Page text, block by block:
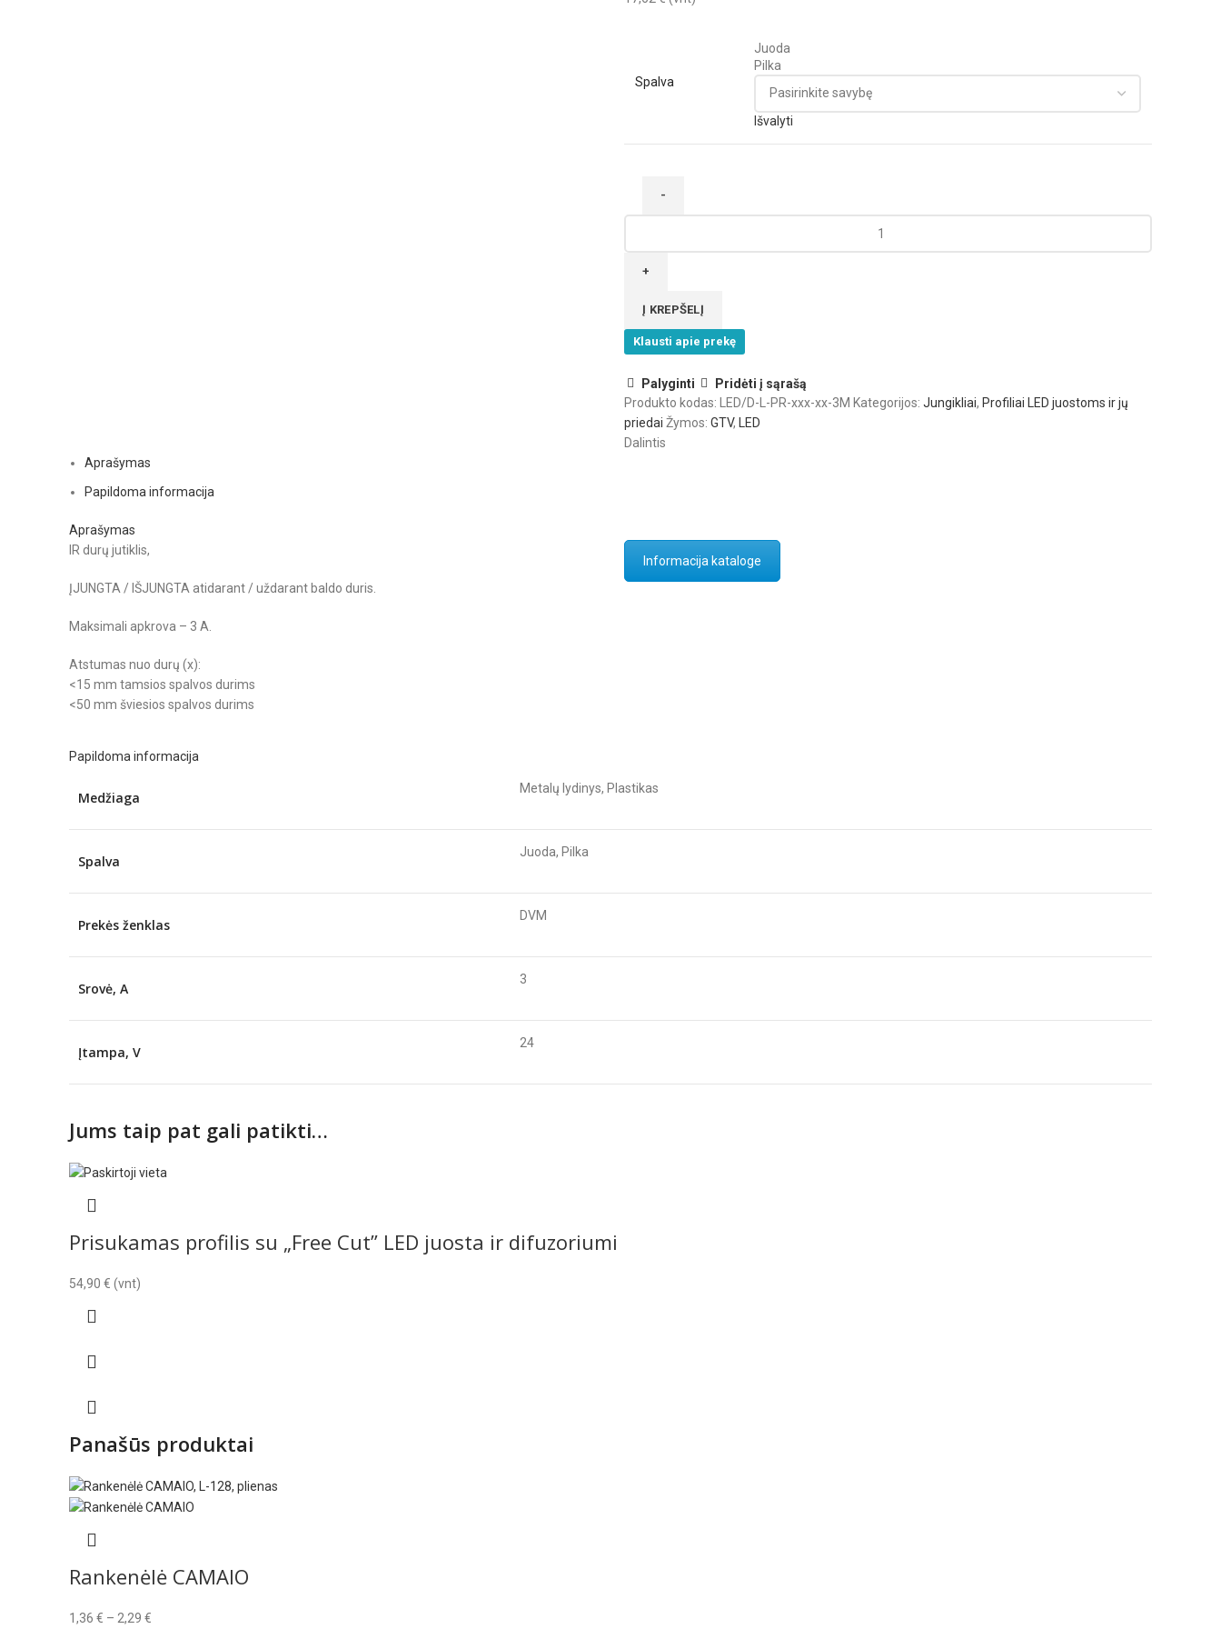
Spalva
Juoda
Pilka
Išvalyti
FreeCut
nuo
atidarymo
Į KREPŠELĮ
Klausti apie prekę
Palyginti
Pridėti į sąrašą
Produkto kodas: LED/D-L-PR-xxx-xx-3M Kategorijos: Jungikliai, Profiliai LED juostoms ir jų
priedai Žymos: GTV, LED
Dalintis
Aprašymas
Papildoma informacija
Aprašymas
IR durų jutiklis,
ĮJUNGTA / IŠJUNGTA atidarant / uždarant baldo duris.
Maksimali apkrova – 3 A.
Atstumas nuo durų (x):
<15 mm tamsios spalvos durims
<50 mm šviesios spalvos durims
Informacija kataloge
Papildoma informacija
Medžiaga
Metalų lydinys, Plastikas
Spalva
Juoda, Pilka
Prekės ženklas
DVM
Srovė, A
3
Įtampa, V
24
Jums taip pat gali patikti…
Prisukamas profilis su „Free Cut” LED juosta ir difuzoriumi
54,90 € (vnt)
Panašūs produktai
Rankenėlė CAMAIO
1,36 € – 2,29 €